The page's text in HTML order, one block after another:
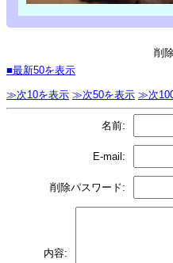
削
■最新50を表示
≫次10を表示 ≫次50を表示 ≫次
名前:
E-mail:
削除パスワード:
内容: